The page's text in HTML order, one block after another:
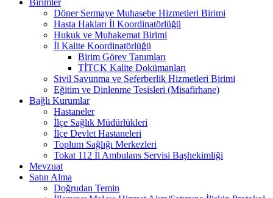
Döner Sermaye Muhasebe Hizmetleri Birimi
Hasta Hakları İl Koordinatörlüğü
Hukuk ve Muhakemat Birimi
İl Kalite Koordinatörlüğü
Birim Görev Tanımları
TİTCK Kalite Dokümanları
Sivil Savunma ve Seferberlik Hizmetleri Birimi
Eğitim ve Dinlenme Tesisleri (Misafirhane)
Bağlı Kurumlar
Hastaneler
İlçe Sağlık Müdürlükleri
İlçe Devlet Hastaneleri
Toplum Sağlığı Merkezleri
Tokat 112 İl Ambulans Servisi Başhekimliği
Mevzuat
Satın Alma
Doğrudan Temin